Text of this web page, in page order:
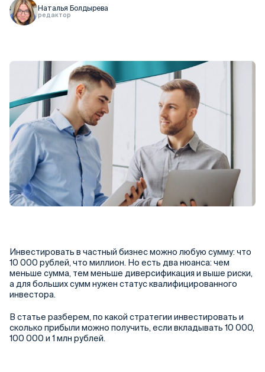
Наталья Болдырева
редактор
Инвестировать в частный бизнес можно любую сумму: что
10 000 рублей, что миллион. Но есть два нюанса: чем
меньше сумма, тем меньше диверсификация и выше риски,
а для больших сумм нужен статус квалифицированного
инвестора.
В статье разберем, по какой стратегии инвестировать и
сколько прибыли можно получить, если вкладывать 10 000,
100 000 и 1 млн рублей.